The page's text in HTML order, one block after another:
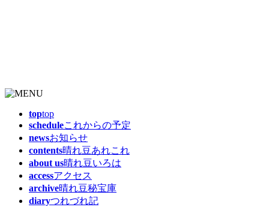
toptop
scheduleこれからの予定
newsお知らせ
contents晴れ豆あれこれ
about us晴れ豆いろは
accessアクセス
archive晴れ豆秘宝庫
diaryつれづれ記